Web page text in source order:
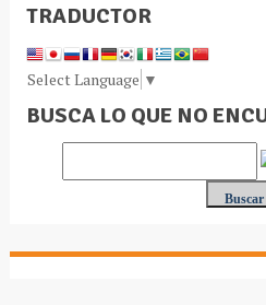
TRADUCTOR
Select Language ▼
BUSCA LO QUE NO